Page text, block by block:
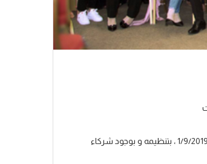
أقام فريق P4M البرايت سايد مؤتمره التدريبي في تونس، ولاية بنزرت، في فندق النور بتاريخ 1/9/2019 ، بتنظيمه و بوجود شركاء